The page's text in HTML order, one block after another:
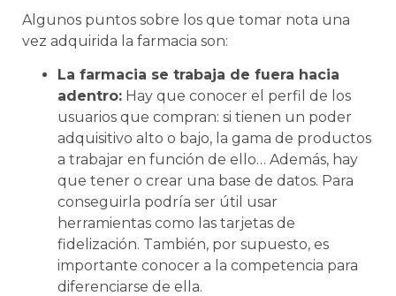
Algunos puntos sobre los que tomar nota una
vez adquirida la farmacia son:
La farmacia se trabaja de fuera hacia
adentro: Hay que conocer el perfil de los
usuarios que compran: si tienen un poder
adquisitivo alto o bajo, la gama de productos
a trabajar en función de ello… Además, hay
que tener o crear una base de datos. Para
conseguirla podría ser útil usar
herramientas como las tarjetas de
fidelización. También, por supuesto, es
importante conocer a la competencia para
diferenciarse de ella.